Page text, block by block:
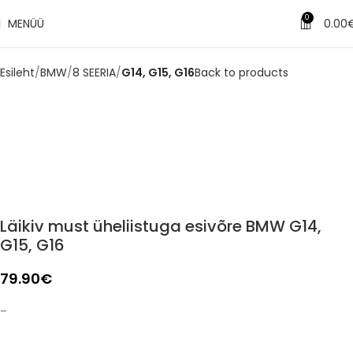
MENÜÜ 0 0.00
Esileht BMW 8 SEERIA G14, G15, G16Back to products
Läikiv must üheliistuga esivõre BMW G14,
G15, G16
79.90€
–